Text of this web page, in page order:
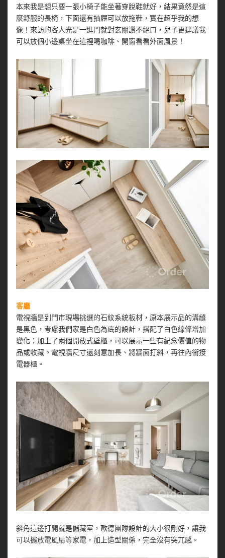
本來我是想只要一張小椅子能坐著穿脫鞋就好，結果竟然是這
麼舒服的長椅，下面還有抽屜可以放拖鞋，實在超乎我的想
像！來訪的客人光是一進門就對玄關讚不絕口，兒子更建議我
可以放個小邊桌坐在這裡喝咖啡、開窗看看外面風景！
客廳
電視牆是到門市現場挑選的石紋系統板材，原本展示品的溝縫
是黑色，考慮我們家是白色為底的設計，搭配了白色線條增加
變化；加上了兩個開放式壁櫃，可以展示一些有紀念價值的物
品或收藏。電視牆尺寸還刻意加長、將牆面打斜，再往內銜接
電器櫃。
斜角這邊打開就是儲藏室，歐德團隊設計的大小很剛好，讓我
可以擺放電風扇等家電，加上造型關係，完全沒有突兀感。